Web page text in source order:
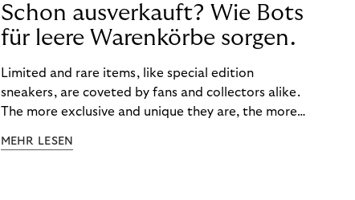
Schon ausverkauft? Wie Bots
für leere Warenkörbe sorgen.
Limited and rare items, like special edition
sneakers, are coveted by fans and collectors alike.
The more exclusive and unique they are, the more
industry uses artificial scarcity, also known as a
MEHR LESEN